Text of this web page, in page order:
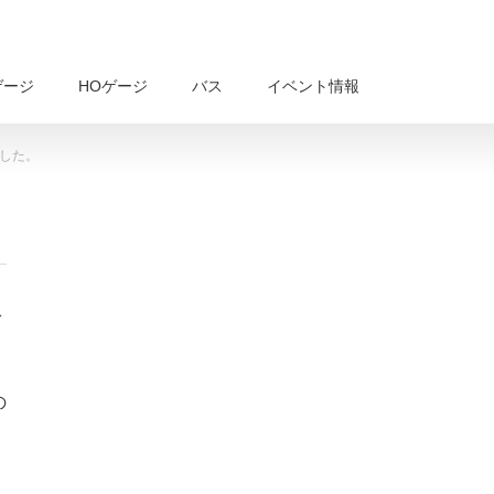
ジ HOゲージ バス イベント情報
た。